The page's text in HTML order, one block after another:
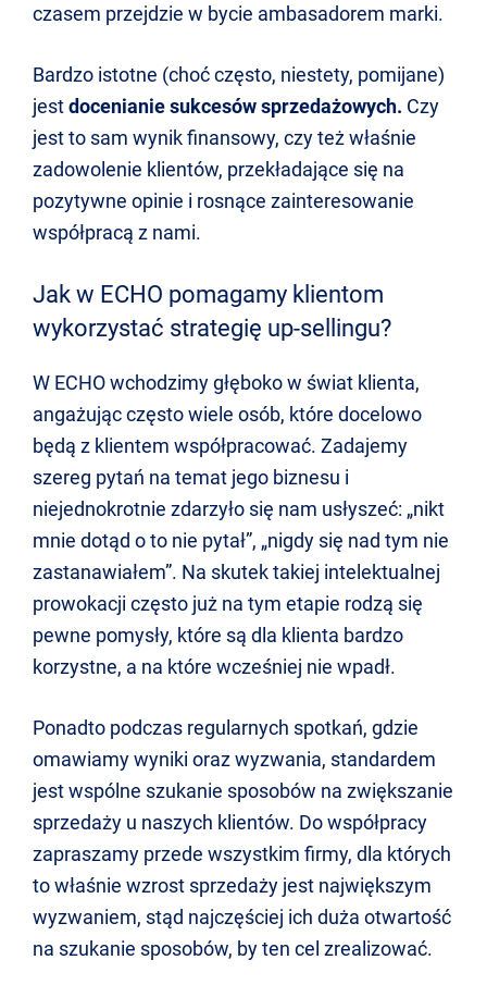
czasem przejdzie w bycie ambasadorem marki.
Bardzo istotne (choć często, niestety, pomijane)
jestdocenianie sukcesów sprzedażowych. Czy
jest to sam wynik finansowy, czy też właśnie
zadowolenie klientów, przekładające się na
pozytywne opinie i rosnące zainteresowanie
współpracą z nami.
Jak w ECHO pomagamy klientom
wykorzystać strategię up-sellingu?
W ECHO wchodzimy głęboko w świat klienta,
angażując często wiele osób, które docelowo
będą z klientem współpracować. Zadajemy
szereg pytań na temat jego biznesu i
niejednokrotnie zdarzyło się nam usłyszeć: „nikt
mnie dotąd o to nie pytał”, „nigdy się nad tym nie
zastanawiałem”. Na skutek takiej intelektualnej
prowokacji często już na tym etapie rodzą się
pewne pomysły, które są dla klienta bardzo
korzystne, a na które wcześniej nie wpadł.
Ponadto podczas regularnych spotkań, gdzie
omawiamy wyniki oraz wyzwania, standardem
jest wspólne szukanie sposobów na zwiększanie
sprzedaży u naszych klientów. Do współpracy
zapraszamy przede wszystkim firmy, dla których
to właśnie wzrost sprzedaży jest największym
wyzwaniem, stąd najczęściej ich duża otwartość
na szukanie sposobów, by ten cel zrealizować.